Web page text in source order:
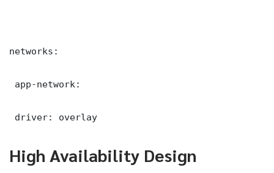
networks:
app-network:
driver: overlay
High Availability Design